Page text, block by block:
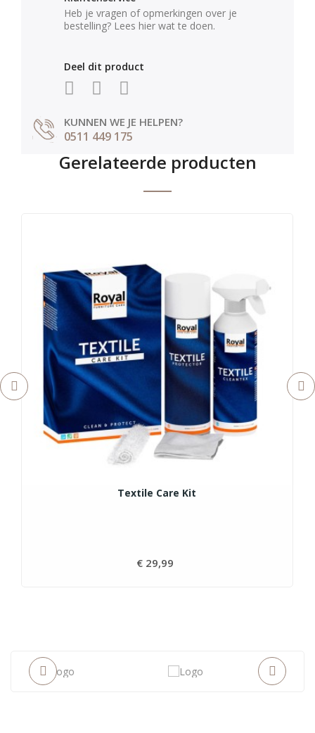
Heb je vragen of opmerkingen over je
bestelling? Lees hier wat te doen.
Deel dit product
KUNNEN WE JE HELPEN?
0511 449 175
Gerelateerde producten
Textile Care Kit
€ 29,99